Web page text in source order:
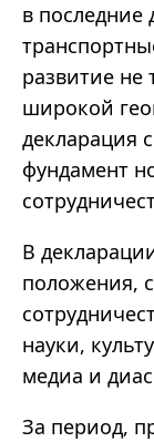
в последние
развитие не
широкой
декларация
фундамент
В
положения,
науки,
медиа и
За период,